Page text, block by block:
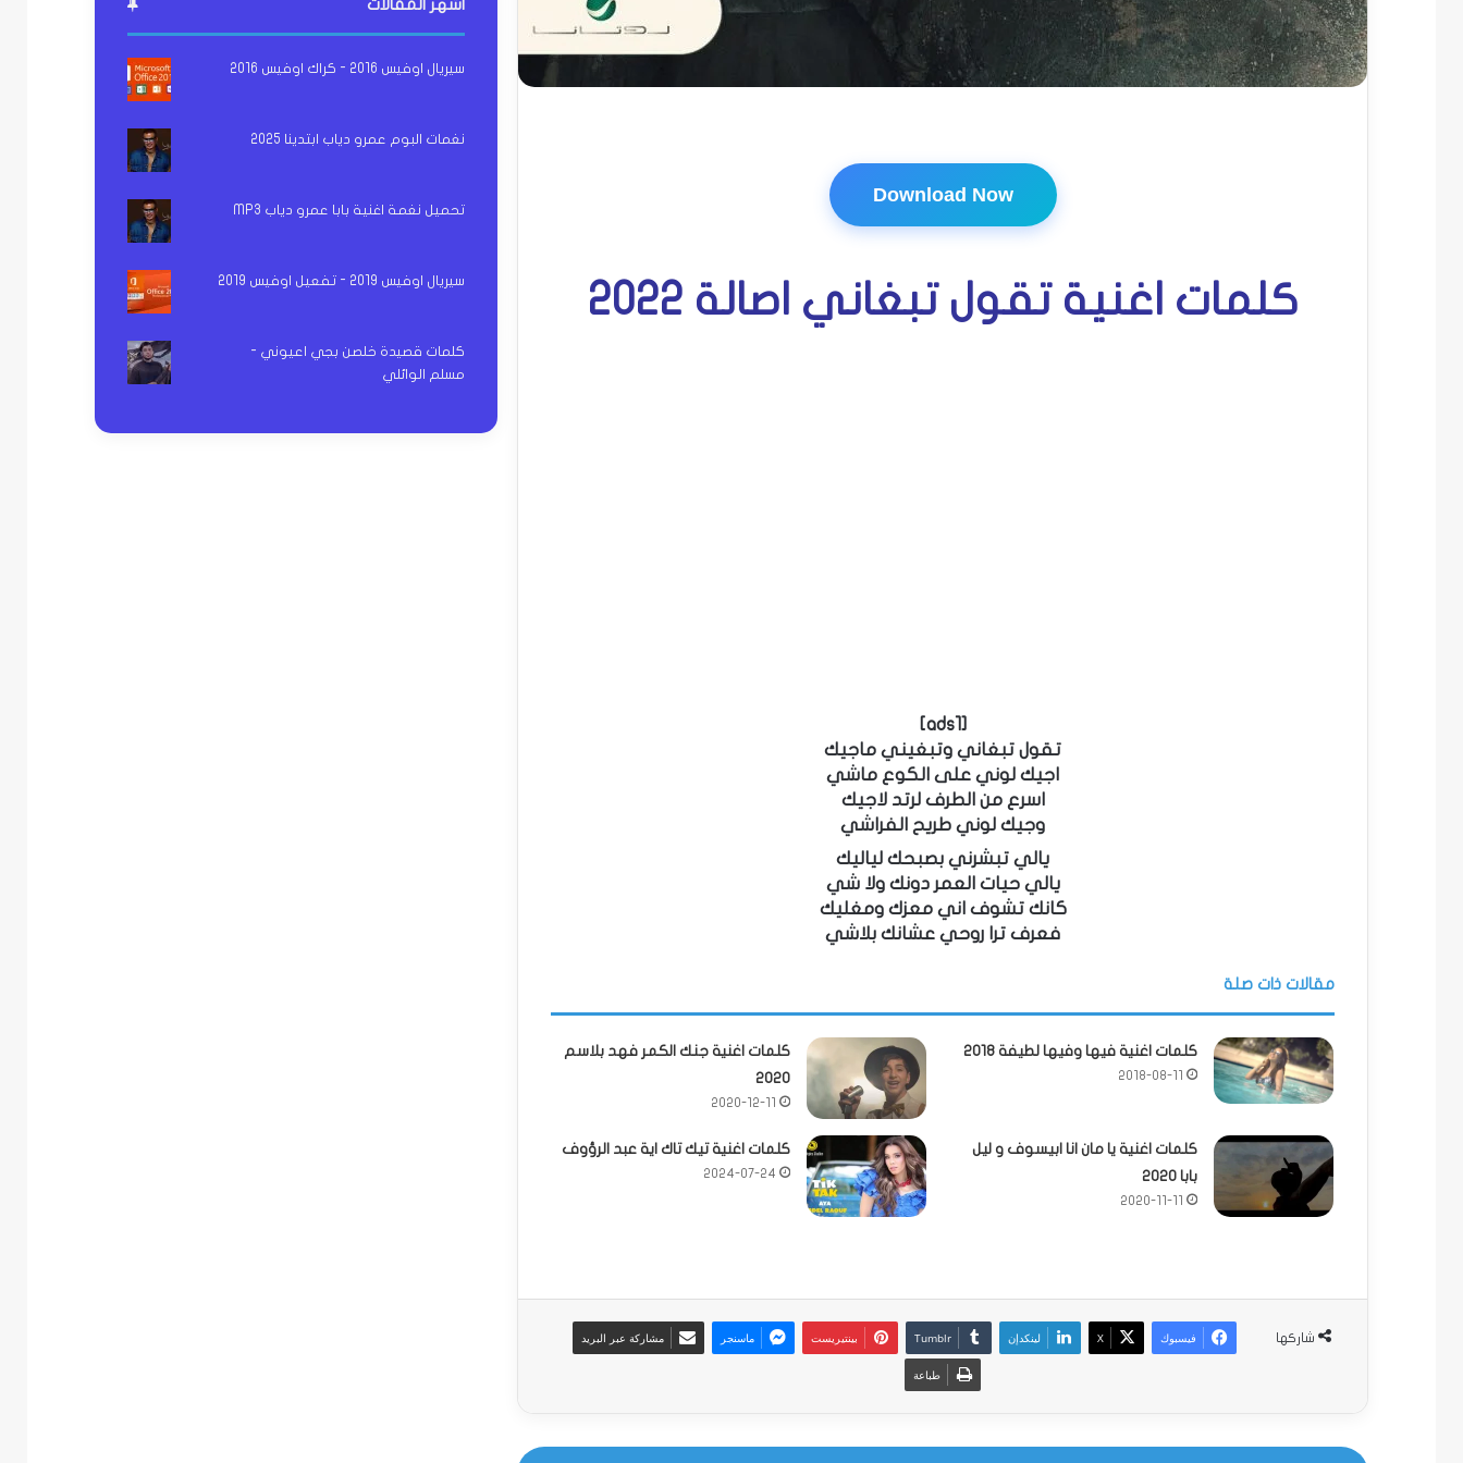
Download Now
كلمات اغنية تقول تبغاني اصالة 2022
[ads1]
تقول تبغاني وتبغيني ماجيك
اجيك لوني على الكوع ماشي
اسرع من الطرف لرتد لاجيك
وجيك لوني طريح الفراشي
يالي تبشرني بصبحك لياليك
يالي حيات العمر دونك ولا شي
كانك تشوف اني معزك ومغليك
فعرف ترا روحي عشانك بلاشي
مقالات ذات صلة
كلمات اغنية فيها وفيها لطيفة 2018
2018-08-11
كلمات اغنية جنك الكمر فهد بلاسم
2020
2020-12-11
كلمات اغنية يا مان انا ابيسوف و ليل
بابا 2020
2020-11-11
كلمات اغنية تيك تاك اية عبد الرؤوف
2024-07-24
شاركها فيسبوك ‫X لينكدإن ‏Tumblr بينتيريست ماسنجر مشاركة عبر البريد
طباعة
اشهر المقالات
سيريال اوفيس 2016 - كراك اوفيس 2016
نغمات البوم عمرو دياب ابتدينا 2025
تحميل نغمة اغنية بابا عمرو دياب MP3
سيريال اوفيس 2019 - تفعيل اوفيس 2019
كلمات قصيدة خلصن بجي اعيوني -
مسلم الوائلي